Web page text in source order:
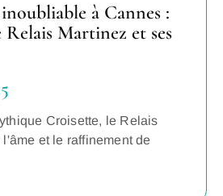
à Cannes :
Martinez et ses
Croisette, le Relais
et le raffinement de